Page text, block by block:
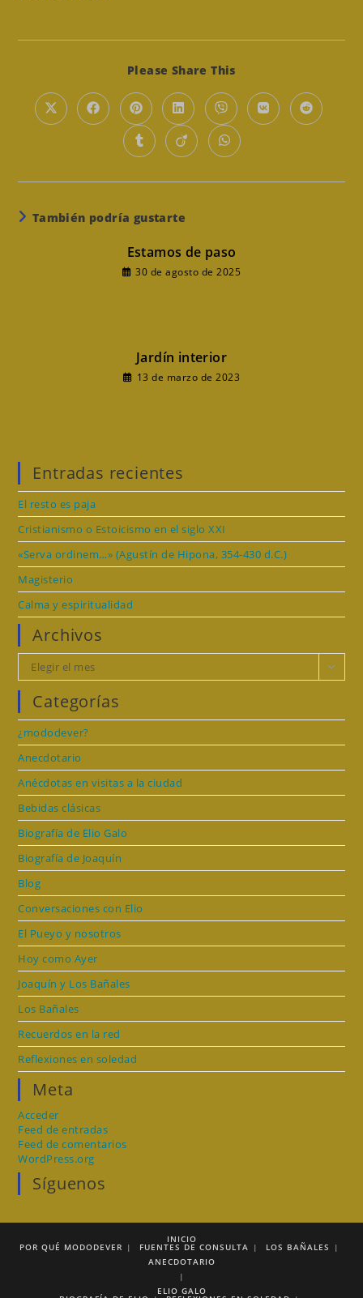
Please Share ThisCompartir
contenido
Se
abre
Se
abre
Se
abre
en
una
nueva
Se
abre
en
una
nueva
Se
abre
en
una
nueva
Se
abre
Se
abre
Se
abre
una
Se
abre
una
Se
abre
una
También podría gustarte
Estamos de paso
30 de agosto de 2025
Jardín interior
13 de marzo de 2023
Entradas recientes
El resto es paja
Cristianismo o Estoicismo en el siglo XXI
«Serva ordinem…» (Agustín de Hipona, 354-430 d.C.)
Magisterio
Calma y espiritualidad
Archivos
Archivos
Elegir el mes
Categorías
¿mododever?
Anecdotario
Anécdotas en visitas a la ciudad
Bebidas clásicas
Biografía de Elio Galo
Biografía de Joaquín
Blog
Conversaciones con Elio
El Pueyo y nosotros
Hoy como Ayer
Joaquín y Los Bañales
Los Bañales
Recuerdos en la red
Reflexiones en soledad
Meta
Acceder
Feed de entradas
Feed de comentarios
WordPress.org
Síguenos
INICIO
POR QUÉ MODODEVER FUENTES DE CONSULTA
LOS BAÑALES
ANECDOTARIO
ELIO GALO